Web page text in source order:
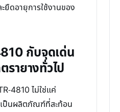
ดอายุการใช้งานของ
กับจุดเด่น
ายางทั่วไป
4810 ไม่ใช่แค่
ป็นผลิตภัณฑ์ที่สะท้อน